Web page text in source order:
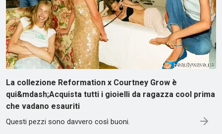
La collezione Reformation x Courtney Grow è
qui&mdash;Acquista tutti i gioielli da ragazza cool prima
che vadano esauriti
Questi pezzi sono davvero così buoni.